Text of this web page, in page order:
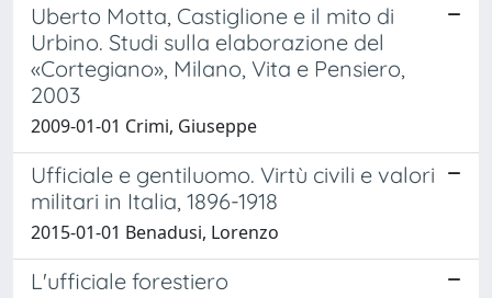
Uberto Motta, Castiglione e il mito di
Urbino. Studi sulla elaborazione del
«Cortegiano», Milano, Vita e Pensiero,
2003
2009-01-01 Crimi, Giuseppe
Ufficiale e gentiluomo. Virtù civili e valori
militari in Italia, 1896-1918
2015-01-01 Benadusi, Lorenzo
L'ufficiale forestiero